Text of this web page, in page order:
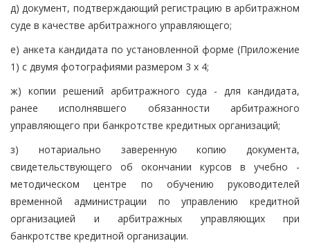
д) документ, подтверждающий регистрацию в арбитражном
суде в качестве арбитражного управляющего;
е) анкета кандидата по установленной форме (Приложение
1) с двумя фотографиями размером 3 х 4;
ж) копии решений арбитражного суда - для кандидата,
ранее исполнявшего обязанности арбитражного
управляющего при банкротстве кредитных организаций;
з) нотариально заверенную копию документа,
свидетельствующего об окончании курсов в учебно -
методическом центре по обучению руководителей
временной администрации по управлению кредитной
организацией и арбитражных управляющих при
банкротстве кредитной организации.